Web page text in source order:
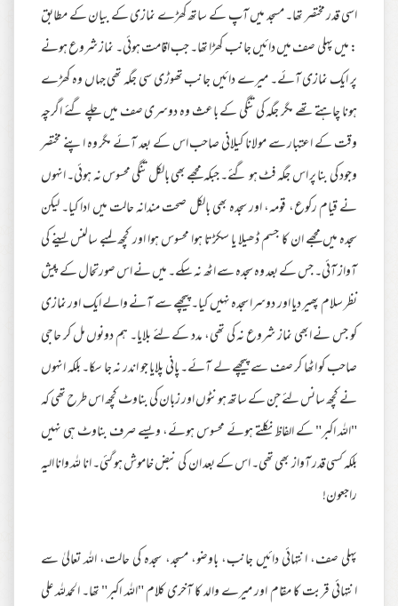
اسی قدر مختصر تھا۔ مسجد میں آپ کے ساتھ کھڑے نمازی کے بیان کے مطابق
: میں پہلی صف میں دائیں جانب کھڑا تھا۔ جب اقامت ہوئی۔ نماز شروع ہونے
پر ایک نمازی آئے۔ میرے دائیں جانب تھوڑی سی جگہ تھی جہاں وہ کھڑے
ہونا چاہتے تھے مگر جگہ کی تنگی کے باعث وہ دوسری صف میں چلے گئے اگرچہ
وقت کے اعتبار سے مولانا کیلانی صاحب اس کے بعد آئے مگر وہ اپنے مختصر
وجود کی بنا پر اس جگہ فٹ ہو گئے۔ جبکہ مجھے بھی بالکل تنگی محسوس نہ ہوئی۔ انہوں
نے قیام رکوع، قومہ، اور سجدہ بھی بالکل صحت مندانہ حالت میں ادا کیا۔ لیکن
سجدہ میں مجھے ان کا جسم ڈھیلا یا سکڑتا ہوا محسوس ہوا اور کچھ لمبے سالنس لینے کی
آواز آئی۔ جس کے بعد وہ سجدہ سے اٹھ نہ سکے۔ میں نے اس صورتحال کے پیش
نظر سلام پھیر دیا اور دوسرا سجدہ نہیں کیا۔ پیچھے سے آنے والے ایک اور نمازی
کو جس نے ابھی نماز شروع نہ کی تھی، مدد کے لئے بلایا۔ ہم دونوں مل کر حاجی
صاحب کو اٹھا کر صف سے پیچھے لے آئے۔ پانی پلایا جو اندر نہ جا سکا۔ بلکہ انہوں
نے کچھ سانس لئے جن کے ساتھ ہونٹوں اور زبان کی بناوٹ کچھ اس طرح تھی کہ
"اللہ اکبر" کے الفاظ نکلتے ہوئے محسوس ہوئے، ویسے صرف بناوٹ ہی نہیں
بلکہ کسی قدر آواز بھی تھی۔ اس کے بعد ان کی نبض خاموش ہو گئی۔ انا لله وانا اليه
راجعون!
پہلی صف، انتہائی دائیں جانب، باوضو، مسجد، سجدہ کی حالت، اللہ تعالیٰ سے
انتہائی قربت کا مقام اور میرے والد کا آخری کلام "اللہ اکبر" تھا۔ الحمدلله علي